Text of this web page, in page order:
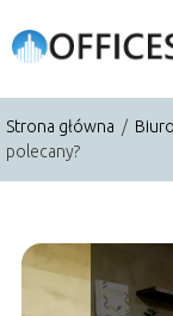
Strona główna / Biuro
polecany?